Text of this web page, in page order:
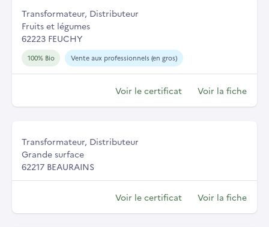
Transformateur, Distributeur
Fruits et légumes
62223 FEUCHY
100% Bio Vente aux professionnels (en gros)
Voir le certificat Voir la fiche
Transformateur, Distributeur
Grande surface
62217 BEAURAINS
Voir le certificat Voir la fiche